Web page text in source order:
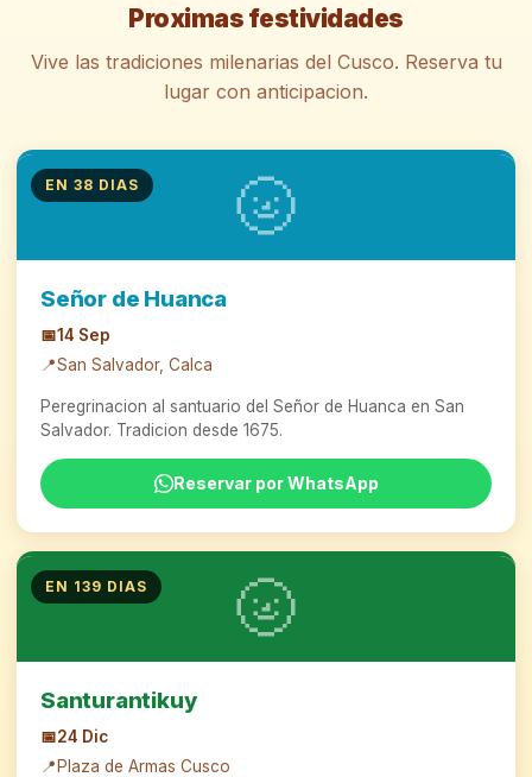
Proximas festividades
Vive las tradiciones milenarias del Cusco. Reserva tu
lugar con anticipacion.
🌝
EN 38 DIAS
Señor de Huanca
📅14 Sep
📍San Salvador, Calca
Peregrinacion al santuario del Señor de Huanca en San
Salvador. Tradicion desde 1675.
Reservar por WhatsApp
🌝
EN 139 DIAS
Santurantikuy
📅24 Dic
📍 Plaza de Armas Cusco